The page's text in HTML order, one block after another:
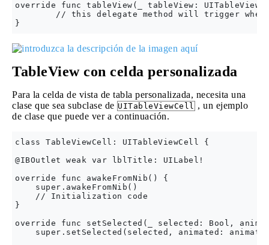
override func tableView(_ tableView:
// this delegate method will trigger when
TableView con celda personalizada
Para la celda de vista de tabla personalizada, necesita una
clase que sea subclase de UITableViewCell , un ejemplo
de clase que puede ver a continuación.
class TableViewCell: UITableViewCell {
@IBOutlet weak var lblTitle: UILabel!
override func awakeFromNib() {
    super.awakeFromNib()
    // Initialization code
}
override func setSelected(_ selected: Bool,
super.setSelected(selected, animated: